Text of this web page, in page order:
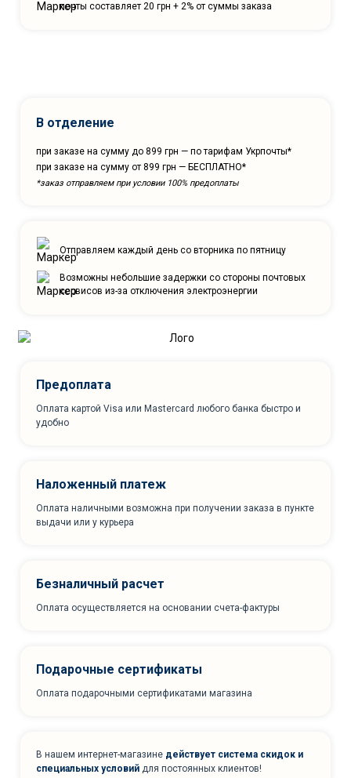
почты составляет 20 грн + 2% от суммы заказа
В отделение
при заказе на сумму до 899 грн — по тарифам Укрпочты*
при заказе на сумму от 899 грн — БЕСПЛАТНО*
*заказ отправляем при условии 100% предоплаты
Отправляем каждый день со вторника по пятницу
Возможны небольшие задержки со стороны почтовых
сервисов из-за отключения электроэнергии
Предоплата
Оплата картой Visa или Mastercard любого банка быстро и
удобно
Наложенный платеж
Оплата наличными возможна при получении заказа в пункте
выдачи или у курьера
Безналичный расчет
Оплата осуществляется на основании счета-фактуры
Подарочные сертификаты
Оплата подарочными сертификатами магазина
В нашем интернет-магазине действует система скидок и
специальных условий для постоянных клиентов!